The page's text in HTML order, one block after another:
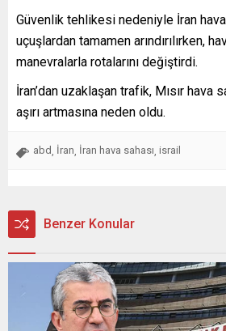
Güvenlik tehlikesi nedeniyle İran
uçuşlardan tamamen arındırılırken,
manevralarla rotalarını değiştirdi.
İran’dan uzaklaşan trafik, Mısır hava
aşırı artmasına neden oldu.
abd İran İran hava sahası israil
Benzer Konular